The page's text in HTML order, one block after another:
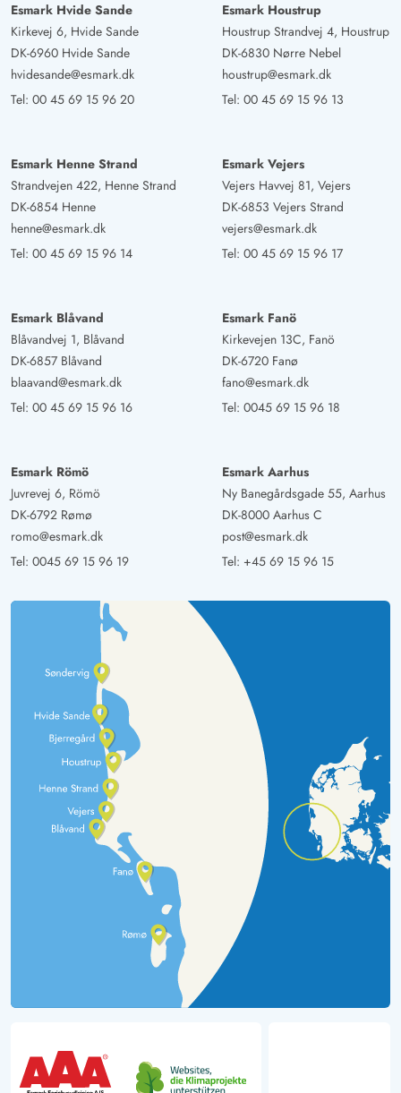
Esmark Hvide Sande
Kirkevej 6, Hvide Sande
DK-6960 Hvide Sande
hvidesande@esmark.dk
Tel: 00 45 69 15 96 20
Esmark Houstrup
Houstrup Strandvej 4, Houstrup
DK-6830 Nørre Nebel
houstrup@esmark.dk
Tel: 00 45 69 15 96 13
Esmark Henne Strand
Strandvejen 422, Henne Strand
DK-6854 Henne
henne@esmark.dk
Tel: 00 45 69 15 96 14
Esmark Vejers
Vejers Havvej 81, Vejers
DK-6853 Vejers Strand
vejers@esmark.dk
Tel: 00 45 69 15 96 17
Esmark Blåvand
Blåvandvej 1, Blåvand
DK-6857 Blåvand
blaavand@esmark.dk
Tel: 00 45 69 15 96 16
Esmark Fanö
Kirkevejen 13C, Fanö
DK-6720 Fanø
fano@esmark.dk
Tel: 0045 69 15 96 18
Esmark Römö
Juvrevej 6, Römö
DK-6792 Rømø
romo@esmark.dk
Tel: 0045 69 15 96 19
Esmark Aarhus
Ny Banegårdsgade 55, Aarhus
DK-8000 Aarhus C
post@esmark.dk
Tel: +45 69 15 96 15